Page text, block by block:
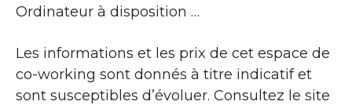
Ordinateur à disposition …
Les informations et les prix de cet espace de
co-working sont donnés à titre indicatif et
sont susceptibles d’évoluer. Consultez le site